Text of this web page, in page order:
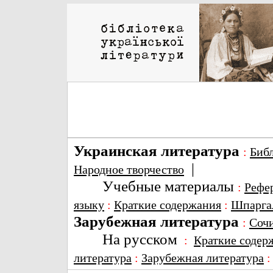
Украинская литература :
Народное творчество |
Учебные материалы :
языку : Краткие содержания :
Зарубежная литература :
На русском : Краткие
литература : Зарубежная литература